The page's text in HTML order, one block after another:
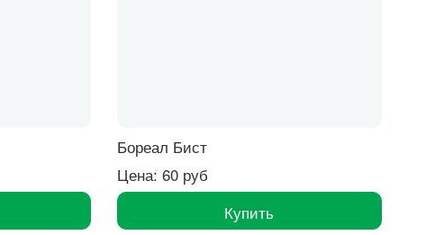
Бореал Бист
Цена: 60 руб
Купить